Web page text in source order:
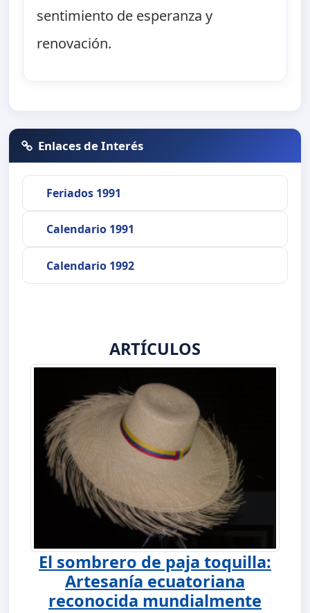
sentimiento de esperanza y
renovación.
Enlaces de Interés
Feriados 1991
Calendario 1991
Calendario 1992
ARTÍCULOS
El sombrero de paja toquilla:
Artesanía ecuatoriana
reconocida mundialmente